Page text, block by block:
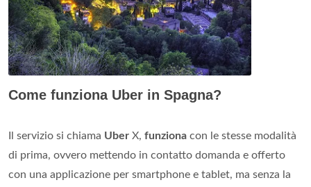
Come funziona Uber in Spagna?
Il servizio si chiama Uber X, funziona con le stesse modalità
di prima, ovvero mettendo in contatto domanda e offerto
con una applicazione per smartphone e tablet, ma senza la